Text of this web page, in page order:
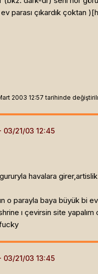
parası çıkardık çoktan
2003 12:57 tarihinde
havalara
parayla baya büyük bi ev
ı çevirsin site yapalım